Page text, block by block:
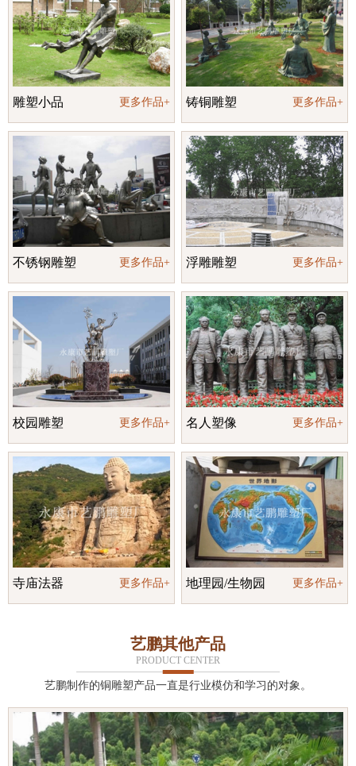
雕塑小品 更多作品+ 铸铜雕塑 更多作品+
不锈钢雕塑 更多作品+ 浮雕雕塑 更多作品+
校园雕塑 更多作品+ 名人塑像 更多作品+
寺庙法器 更多作品+ 地理园/生物园 更多作品+
艺鹏其他产品
PRODUCT CENTER
艺鹏制作的铜雕塑产品一直是行业模仿和学习的对象。